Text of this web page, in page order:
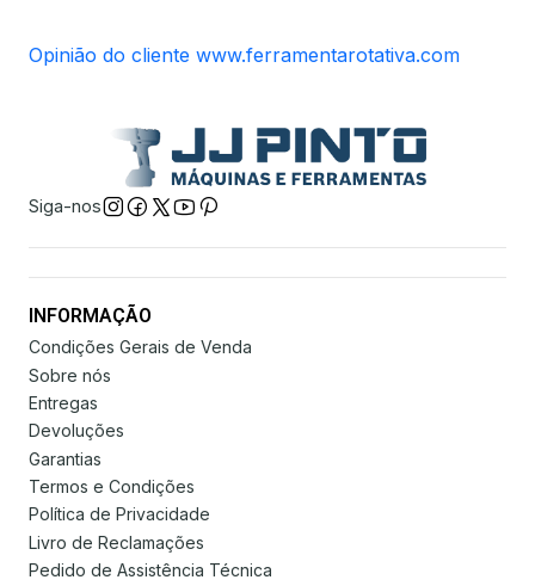
Opinião do cliente www.ferramentarotativa.com
Siga-nos
INFORMAÇÃO
Condições Gerais de Venda
Sobre nós
Entregas
Devoluções
Garantias
Termos e Condições
Política de Privacidade
Livro de Reclamações
Pedido de Assistência Técnica